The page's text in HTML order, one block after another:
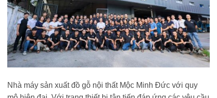
Nhà máy sản xuất đồ gỗ nội thất Mộc Minh Đức với quy